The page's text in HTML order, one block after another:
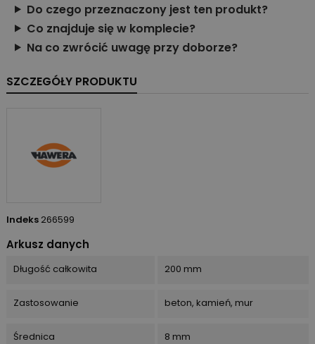
Do czego przeznaczony jest ten produkt?
Co znajduje się w komplecie?
Na co zwrócić uwagę przy doborze?
SZCZEGÓŁY PRODUKTU
Indeks 266599
Arkusz danych
Długość całkowita 200 mm
Zastosowanie beton, kamień, mur
Średnica 8 mm